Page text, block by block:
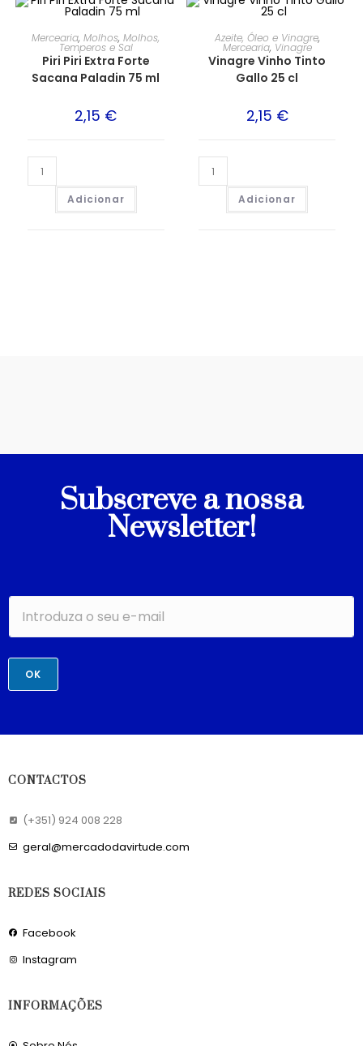
Mercearia,Molhos,Molhos,
Temperos e Sal
Piri Piri Extra Forte
Sacana Paladin 75 ml
2,15 €
Adicionar
Azeite, Óleo e Vinagre,
Mercearia, Vinagre
Vinagre Vinho Tinto
Gallo 25 cl
2,15 €
Adicionar
Subscreve a nossa
Newsletter!
OK
CONTACTOS
(+351) 924 008 228
geral@mercadodavirtude.com
REDES SOCIAIS
Facebook
Instagram
INFORMAÇÕES